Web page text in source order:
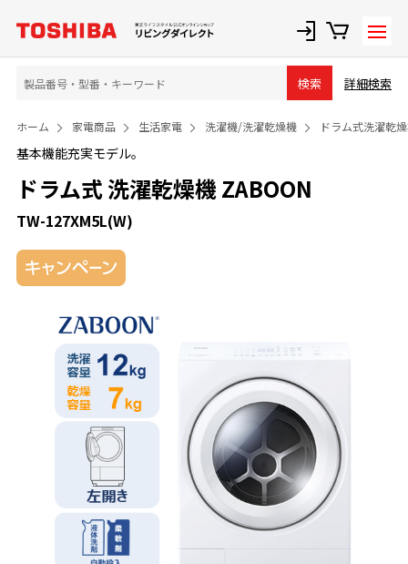
検索 詳細検索
ホーム 家電商品 生活家電 洗濯機/洗濯乾燥機 ドラム式洗濯乾
基本機能充実モデル。
ドラム式 洗濯乾燥機 ZABOON
TW-127XM5L(W)